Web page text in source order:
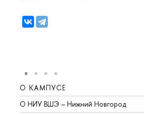
О КАМПУСЕ
О НИУ ВШЭ – Нижний Новгород